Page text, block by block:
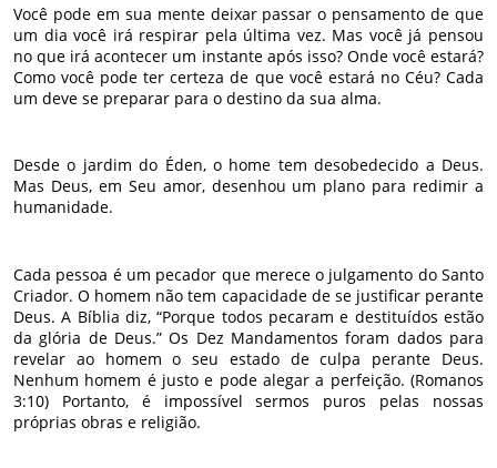
Você pode em sua mente deixar passar o pensamento de que
um dia você irá respirar pela última vez. Mas você já pensou
no que irá acontecer um instante após isso? Onde você estará?
Como você pode ter certeza de que você estará no Céu? Cada
um deve se preparar para o destino da sua alma.
Desde o jardim do Éden, o home tem desobedecido a Deus.
Mas Deus, em Seu amor, desenhou um plano para redimir a
humanidade.
Cada pessoa é um pecador que merece o julgamento do Santo
Criador. O homem não tem capacidade de se justificar perante
Deus. A Bíblia diz, “Porque todos pecaram e destituídos estão
da glória de Deus.” Os Dez Mandamentos foram dados para
revelar ao homem o seu estado de culpa perante Deus.
Nenhum homem é justo e pode alegar a perfeição. (Romanos
3:10) Portanto, é impossível sermos puros pelas nossas
próprias obras e religião.